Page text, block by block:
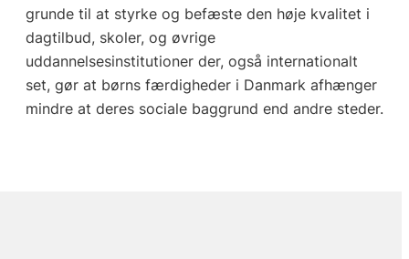
grunde til at styrke og befæste den høje kvalitet i
dagtilbud, skoler, og øvrige
uddannelsesinstitutioner der, også internationalt
set, gør at børns færdigheder i Danmark afhænger
mindre at deres sociale baggrund end andre steder.